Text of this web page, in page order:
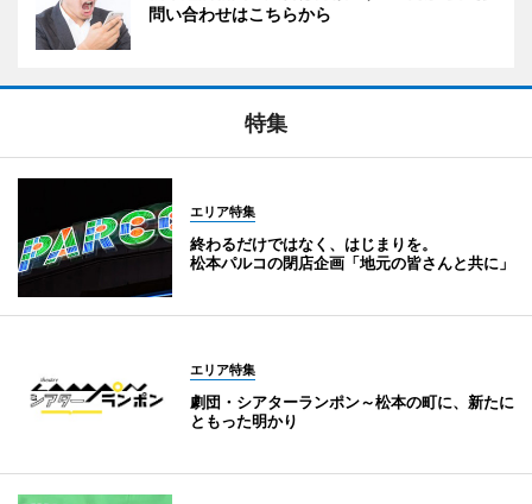
問い合わせはこちらから
特集
エリア特集
終わるだけではなく、はじまりを。
松本パルコの閉店企画「地元の皆さんと共に」
エリア特集
劇団・シアターランポン～松本の町に、新たに
ともった明かり